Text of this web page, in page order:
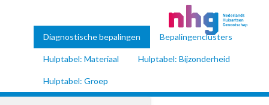
Diagnostische bepalingen Bepalingenclusters
Hulptabel: Materiaal Hulptabel: Bijzonderheid
Hulptabel: Groep